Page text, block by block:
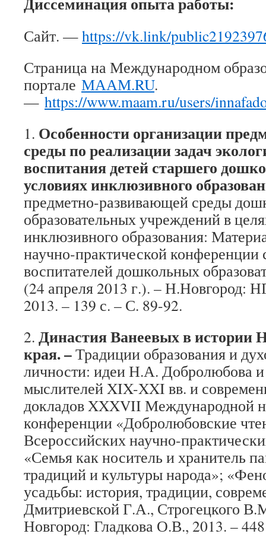
Сайт. —https://vk.link/
Страница на Международном
портале МААМ.RU.
— https://www.maam.ru/users/
1. Особенности организации
среды по реализации задач
воспитания детей старшего
условиях инклюзивного
предметно-развивающей среды
образовательных учреждений в
инклюзивного образования:
научно-практической конференции
воспитателей дошкольных
(24 апреля 2013 г.). –
2013. – 139 с. – С. 89-92.
2. Династия Ванеевых в истории
края. –Традиции образования и
личности: идеи Н.А. Добролюбова
мыслителей XIX-XXI вв. и
докладов XXXVII Международной
конференции «Добролюбовские
Всероссийских научно-
«Семья как носитель и хранитель
традиций и культуры народа»;
усадьбы: история, традиции,
Дмитриевской Г.А., Строгецкого
Новгород: Гладкова О.В., 2013. –